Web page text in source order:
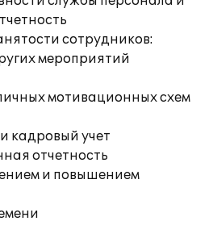
сотрудников:
мероприятий
мотивационных схем
кадровый учет
отчетность
и повышением